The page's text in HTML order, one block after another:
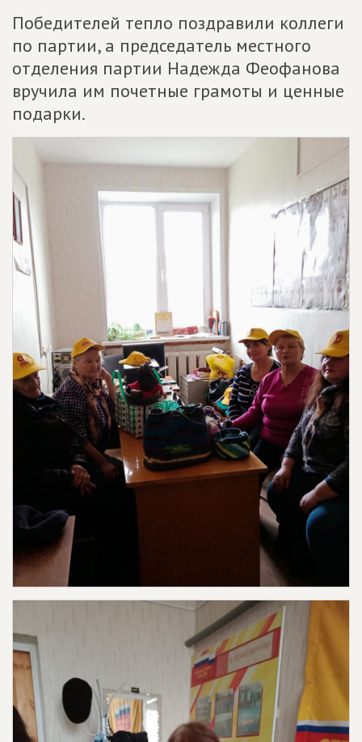
Победителей тепло поздравили коллеги
по партии, а председатель местного
отделения партии Надежда Феофанова
вручила им почетные грамоты и ценные
подарки.